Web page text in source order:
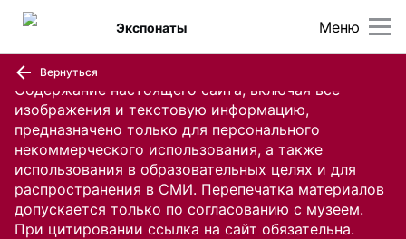
Содержание настоящего сайта, включая все
изображения и текстовую информацию,
предназначено только для персонального
некоммерческого использования, а также
использования в образовательных целях и для
распространения в СМИ. Перепечатка материалов
допускается только по согласованию с музеем.
При цитировании ссылка на сайт обязательна.
Меню
Экспонаты
Вернуться